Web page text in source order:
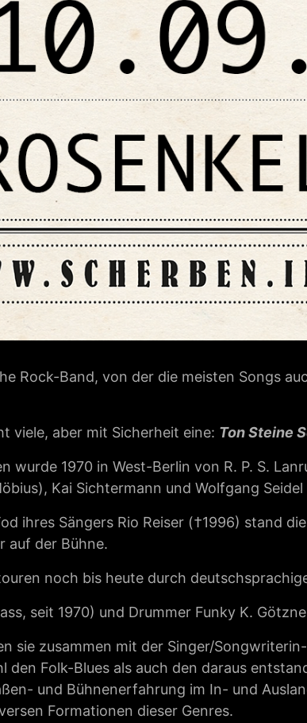
Rock-Band, von der die meisten Songs
viele, aber mit Sicherheit eine: Ton Steine
wurde 1970 in West-Berlin von R. P. S.
Kai Sichtermann und Wolfgang
ihres Sängers Rio Reiser (†1996) stand
auf der Bühne.
noch bis heute durch
seit 1970) und Drummer Funky K.
sie zusammen mit der Singer/
Folk-Blues als auch den daraus
und Bühnenerfahrung im In- und
Formationen dieser Genres.